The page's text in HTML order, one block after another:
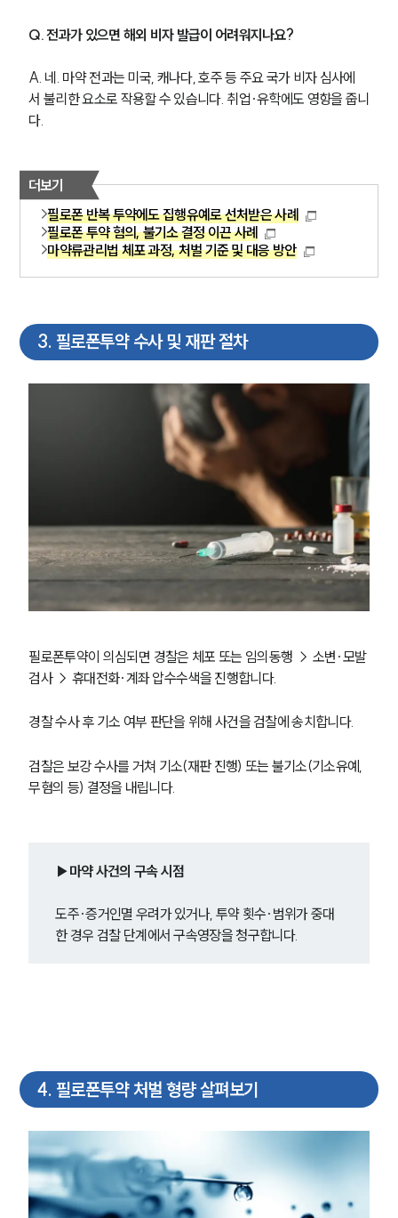
Q. 전과가 있으면 해외 비자 발급이 어려워지나요?
A. 네. 마약 전과는 미국, 캐나다, 호주 등 주요 국가 비자 심사에
서 불리한 요소로 작용할 수 있습니다. 취업·유학에도 영향을 줍니
다.
더보기
필로폰 반복 투약에도 집행유예로 선처받은 사례
필로폰 투약 혐의, 불기소 결정 이끈 사례
마약류관리법 체포 과정, 처벌 기준 및 대응 방안
3. 필로폰투약 수사 및 재판 절차
필로폰투약이 의심되면 경찰은 체포 또는 임의동행 → 소변·모발
검사 → 휴대전화·계좌 압수수색을 진행합니다.
경찰 수사 후 기소 여부 판단을 위해 사건을 검찰에 송치합니다.
검찰은 보강 수사를 거쳐 기소(재판 진행) 또는 불기소(기소유예,
무혐의 등) 결정을 내립니다.
▶마약 사건의 구속 시점
도주·증거인멸 우려가 있거나, 투약 횟수·범위가 중대
한 경우 검찰 단계에서 구속영장을 청구합니다.
4. 필로폰투약 처벌 형량 살펴보기